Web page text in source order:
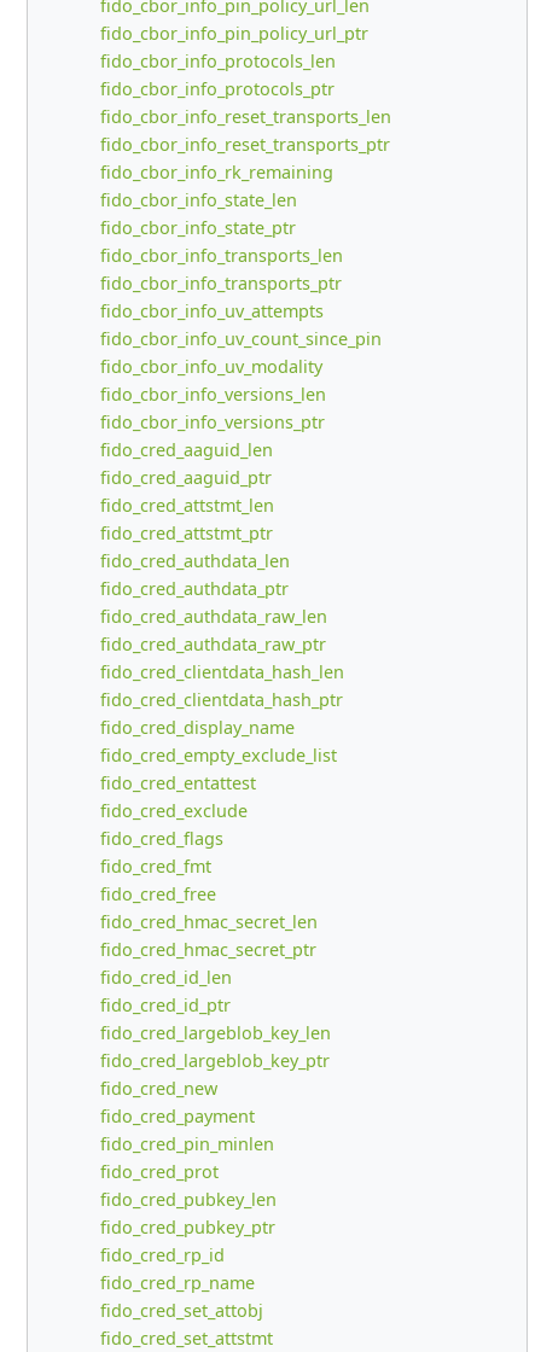
fido_cbor_info_pin_policy_url_len
fido_cbor_info_pin_policy_url_ptr
fido_cbor_info_protocols_len
fido_cbor_info_protocols_ptr
fido_cbor_info_reset_transports_len
fido_cbor_info_reset_transports_ptr
fido_cbor_info_rk_remaining
fido_cbor_info_state_len
fido_cbor_info_state_ptr
fido_cbor_info_transports_len
fido_cbor_info_transports_ptr
fido_cbor_info_uv_attempts
fido_cbor_info_uv_count_since_pin
fido_cbor_info_uv_modality
fido_cbor_info_versions_len
fido_cbor_info_versions_ptr
fido_cred_aaguid_len
fido_cred_aaguid_ptr
fido_cred_attstmt_len
fido_cred_attstmt_ptr
fido_cred_authdata_len
fido_cred_authdata_ptr
fido_cred_authdata_raw_len
fido_cred_authdata_raw_ptr
fido_cred_clientdata_hash_len
fido_cred_clientdata_hash_ptr
fido_cred_display_name
fido_cred_empty_exclude_list
fido_cred_entattest
fido_cred_exclude
fido_cred_flags
fido_cred_fmt
fido_cred_free
fido_cred_hmac_secret_len
fido_cred_hmac_secret_ptr
fido_cred_id_len
fido_cred_id_ptr
fido_cred_largeblob_key_len
fido_cred_largeblob_key_ptr
fido_cred_new
fido_cred_payment
fido_cred_pin_minlen
fido_cred_prot
fido_cred_pubkey_len
fido_cred_pubkey_ptr
fido_cred_rp_id
fido_cred_rp_name
fido_cred_set_attobj
fido_cred_set_attstmt